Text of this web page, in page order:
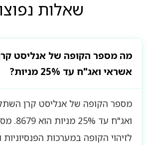
שאלות
מה מספר הקופה של אנליסט
אשראי ואג"ח עד 25% מניות?
מספר הקופה של אנליסט קרן
ואג"ח עד
לזיהוי הקופה במערכות